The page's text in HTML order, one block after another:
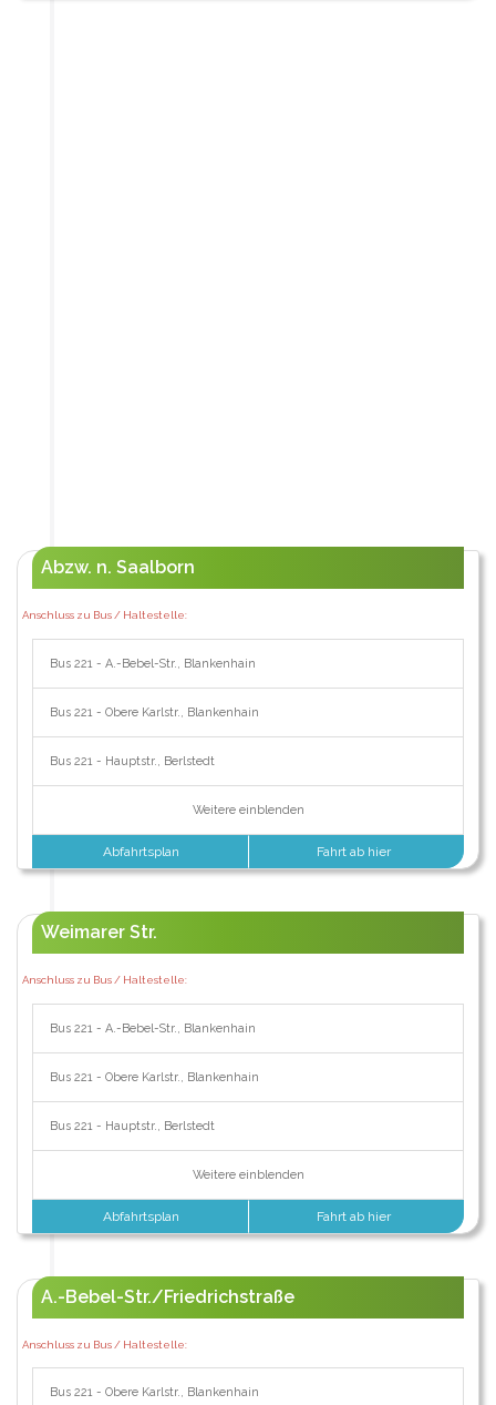
Abzw. n. Saalborn
Anschluss zu Bus / Haltestelle:
Bus 221 - A.-Bebel-Str., Blankenhain
Bus 221 - Obere Karlstr., Blankenhain
Bus 221 - Hauptstr., Berlstedt
Weitere einblenden
Abfahrtsplan Fahrt ab hier
Weimarer Str.
Anschluss zu Bus / Haltestelle:
Bus 221 - A.-Bebel-Str., Blankenhain
Bus 221 - Obere Karlstr., Blankenhain
Bus 221 - Hauptstr., Berlstedt
Weitere einblenden
Abfahrtsplan Fahrt ab hier
A.-Bebel-Str./Friedrichstraße
Anschluss zu Bus / Haltestelle:
Bus 221 - Obere Karlstr., Blankenhain